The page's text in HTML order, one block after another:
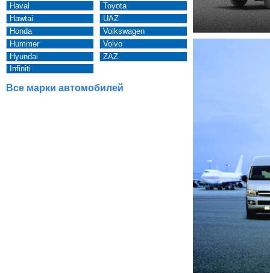
Haval
Hawtai
Honda
Hummer
Hyundai
Infiniti
Toyota
UAZ
Volkswagen
Volvo
ZAZ
Все марки автомобилей